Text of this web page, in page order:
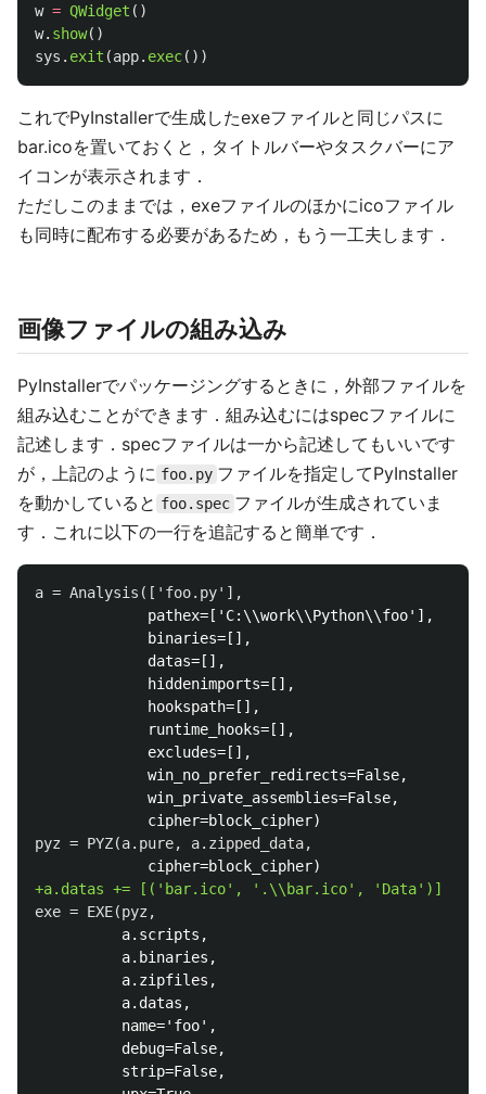
w = QWidget ()
w. show()
sys . exit (app. exec())
これでPyInstallerで生成したexeファイルと同じパスに
bar.icoを置いておくと，タイトルバーやタスクバーにア
イコンが表示されます．
ただしこのままでは，exeファイルのほかにicoファイル
も同時に配布する必要があるため，もう一工夫します．
画像ファイルの組み込み
PyInstallerでパッケージングするときに，外部ファイルを
組み込むことができます．組み込むにはspecファイルに
記述します．specファイルは一から記述してもいいです
が，上記のように foo.py ファイルを指定してPyInstaller
を動かしていると foo.spec ファイルが生成されていま
す．これに以下の一行を追記すると簡単です．
             pathex=['C:\\work\\Python\\foo'],
             binaries=[],
             datas=[],
             hiddenimports=[],
             hookspath=[],
             runtime_hooks=[],
             excludes=[],
             win_no_prefer_redirects=False,
             win_private_assemblies=False,
          a.scripts,
          a.binaries,
          a.zipfiles,
          a.datas,
          name='foo',
          debug=False,
          strip=False,